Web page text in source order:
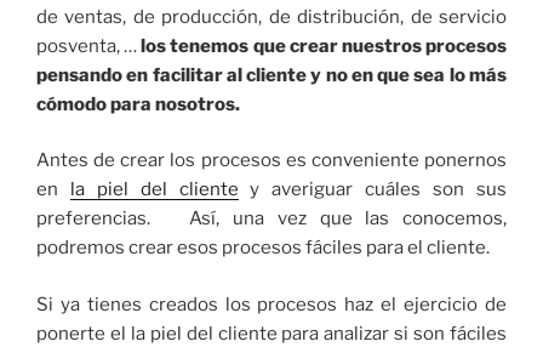
de ventas, de producción, de distribución, de servicio
posventa, …los tenemos que crear nuestros procesos
pensando en facilitar al cliente y no en que sea lo más
cómodo para nosotros.
Antes de crear los procesos es conveniente ponernos
en
la piel del cliente y averiguar cuáles son sus
preferencias. Así, una vez que las conocemos,
podremos crear esos procesos fáciles para el cliente.
Si ya tienes creados los procesos haz el ejercicio de
ponerte el la piel del cliente para analizar si son fáciles